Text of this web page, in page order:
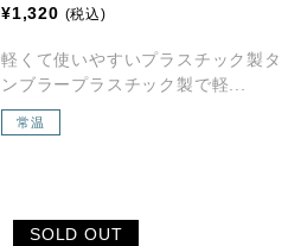
¥1,320 (税込)
軽くて使いやすいプラスチック製タ
ンブラープラスチック製で軽...
常温
SOLD OUT